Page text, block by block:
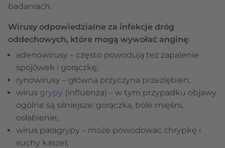
badaniach.
Wirusy odpowiedzialne za infekcje dróg
oddechowych, które mogą wywołać anginę:
adenowirusy – często powodują też zapalenie
spojówek i gorączkę;
rynowirusy – główna przyczyna przeziębień;
wirus grypy (influenza) – w tym przypadku objawy
ogólne są silniejsze: gorączka, bóle mięśni,
osłabienie;
wirus paragrypy – może powodować chrypkę i
suchy kaszel;